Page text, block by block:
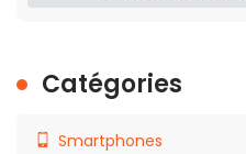
Catégories
Smartphones